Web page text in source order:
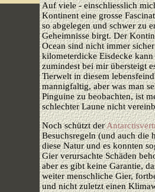
Auf viele - einschliesslich
Kontinent eine grosse
so abgelegen und schwer zu
Geheimnisse birgt. Der
Ocean sind nicht immer
kilometerdicke Eisdecke
zumindest bei mir übersteigt
Tierwelt in diesem
mannigfaltig, aber was man
Pinguine zu beobachten, ist
schlechter Laune nicht
Noch schützt der
Besuchsregeln (und auch die
diese Natur und es konnten
Gier verursachte Schäden
aber es gibt keine Garantie,
weiter menschliche Gier,
und nicht zuletzt einen